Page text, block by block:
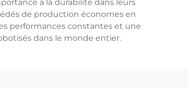
à la durabilité dans leurs
de production économes en
performances constantes et une
dans le monde entier.